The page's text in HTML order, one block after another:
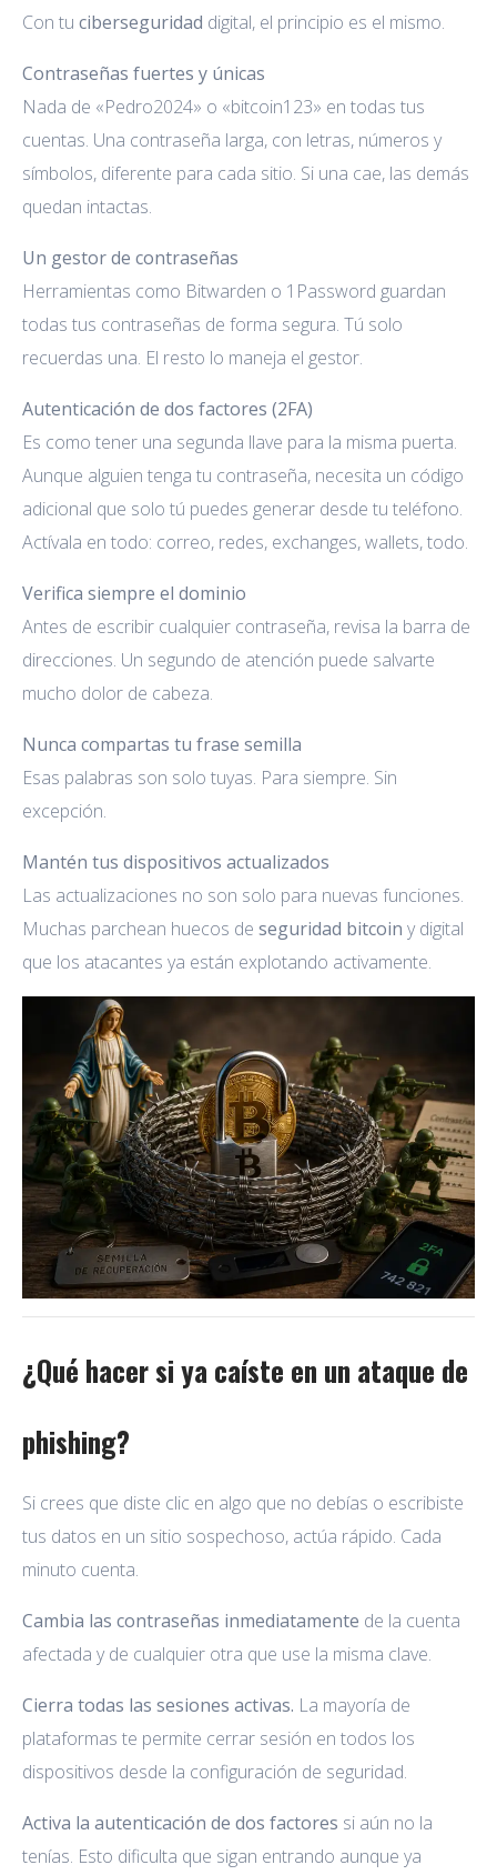
Con tu ciberseguridad digital, el principio es el mismo.
Contraseñas fuertes y únicas
Nada de «Pedro2024» o «bitcoin123» en todas tus
cuentas. Una contraseña larga, con letras, números y
símbolos, diferente para cada sitio. Si una cae, las demás
quedan intactas.
Un gestor de contraseñas
Herramientas como Bitwarden o 1Password guardan
todas tus contraseñas de forma segura. Tú solo
recuerdas una. El resto lo maneja el gestor.
Autenticación de dos factores (2FA)
Es como tener una segunda llave para la misma puerta.
Aunque alguien tenga tu contraseña, necesita un código
adicional que solo tú puedes generar desde tu teléfono.
Actívala en todo: correo, redes, exchanges, wallets, todo.
Verifica siempre el dominio
Antes de escribir cualquier contraseña, revisa la barra de
direcciones. Un segundo de atención puede salvarte
mucho dolor de cabeza.
Nunca compartas tu frase semilla
Esas palabras son solo tuyas. Para siempre. Sin
excepción.
Mantén tus dispositivos actualizados
Las actualizaciones no son solo para nuevas funciones.
Muchas parchean huecos de seguridad bitcoin y digital
que los atacantes ya están explotando activamente.
¿Qué hacer si ya caíste en un ataque de
phishing?
Si crees que diste clic en algo que no debías o escribiste
tus datos en un sitio sospechoso, actúa rápido. Cada
minuto cuenta.
Cambia las contraseñas inmediatamente de la cuenta
afectada y de cualquier otra que use la misma clave.
Cierra todas las sesiones activas. La mayoría de
plataformas te permite cerrar sesión en todos los
dispositivos desde la configuración de seguridad.
Activa la autenticación de dos factores si aún no la
tenías. Esto dificulta que sigan entrando aunque ya